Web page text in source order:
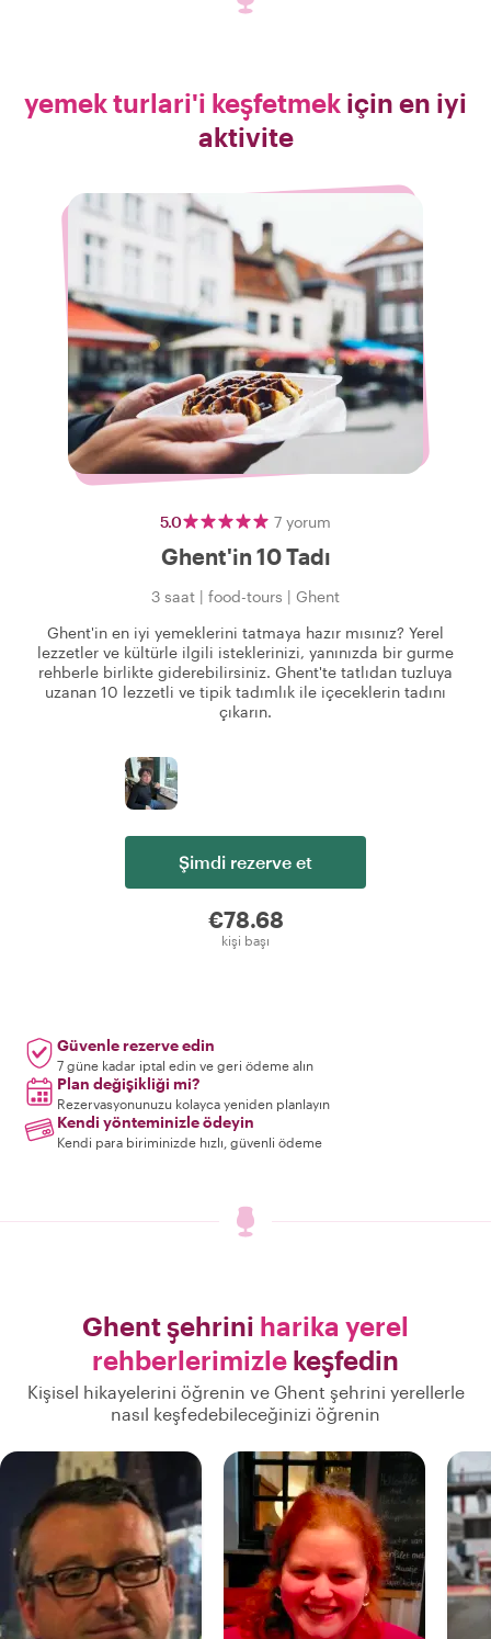
yemek turlari'i keşfetmek için en iyi
aktivite
5.0 7 yorum
Ghent'in 10 Tadı
3 saat | food-tours | Ghent
Ghent'in en iyi yemeklerini tatmaya hazır mısınız? Yerel
lezzetler ve kültürle ilgili isteklerinizi, yanınızda bir gurme
rehberle birlikte giderebilirsiniz. Ghent'te tatlıdan tuzluya
uzanan 10 lezzetli ve tipik tadımlık ile içeceklerin tadını
çıkarın.
Şimdi rezerve et
€78.68
kişi başı
Güvenle rezerve edin
7 güne kadar iptal edin ve geri ödeme alın
Plan değişikliği mi?
Rezervasyonunuzu kolayca yeniden planlayın
Kendi yönteminizle ödeyin
Kendi para biriminizde hızlı, güvenli ödeme
Ghent şehrini harika yerel
rehberlerimizle keşfedin
Kişisel hikayelerini öğrenin ve Ghent şehrini yerellerle
nasıl keşfedebileceğinizi öğrenin